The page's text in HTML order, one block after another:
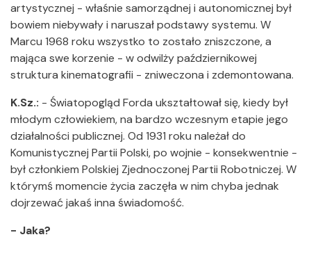
artystycznej - właśnie samorządnej i autonomicznej był
bowiem niebywały i naruszał podstawy systemu. W
Marcu 1968 roku wszystko to zostało zniszczone, a
mająca swe korzenie - w odwilży październikowej
struktura kinematografii - zniweczona i zdemontowana.
K.Sz.: - Światopogląd Forda ukształtował się, kiedy był
młodym człowiekiem, na bardzo wczesnym etapie jego
działalności publicznej. Od 1931 roku należał do
Komunistycznej Partii Polski, po wojnie - konsekwentnie -
był członkiem Polskiej Zjednoczonej Partii Robotniczej. W
którymś momencie życia zaczęła w nim chyba jednak
dojrzewać jakaś inna świadomość.
- Jaka?